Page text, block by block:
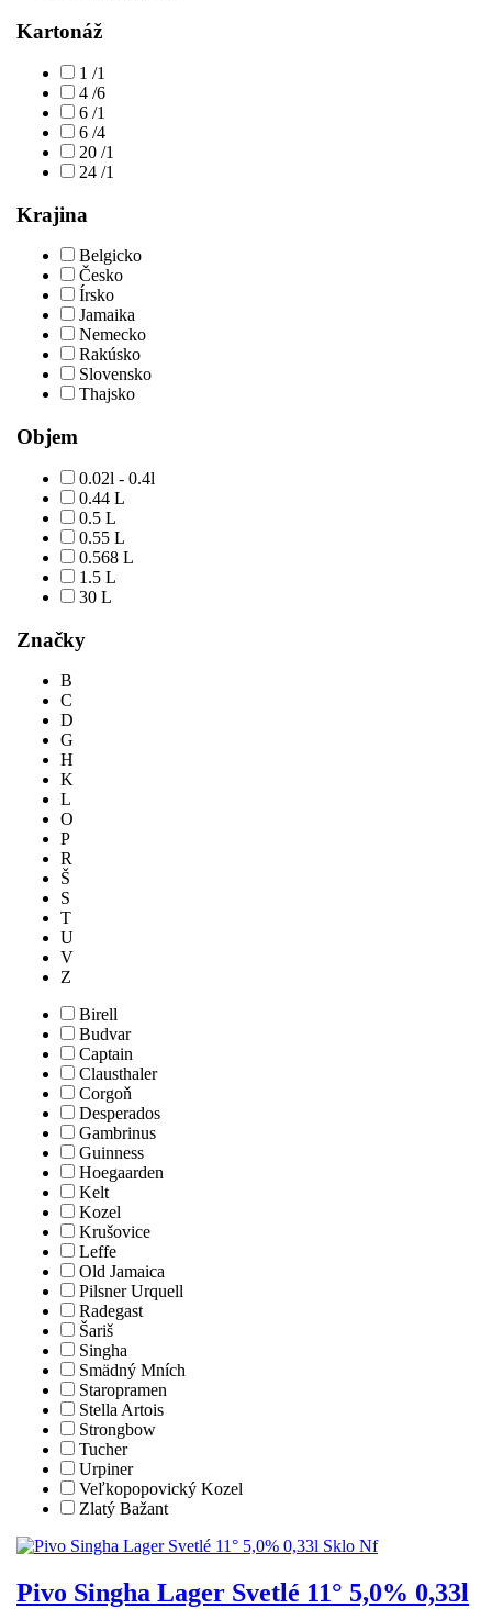
Kartonáž
1 /1
4 /6
6 /1
6 /4
20 /1
24 /1
Krajina
Belgicko
Česko
Írsko
Jamaika
Nemecko
Rakúsko
Slovensko
Thajsko
Objem
0.02l - 0.4l
0.44 L
0.5 L
0.55 L
0.568 L
1.5 L
30 L
Značky
B
C
D
G
H
K
L
O
P
R
Š
S
T
U
V
Z
Birell
Budvar
Captain
Clausthaler
Corgoň
Desperados
Gambrinus
Guinness
Hoegaarden
Kelt
Kozel
Krušovice
Leffe
Old Jamaica
Pilsner Urquell
Radegast
Šariš
Singha
Smädný Mních
Staropramen
Stella Artois
Strongbow
Tucher
Urpiner
Veľkopopovický Kozel
Zlatý Bažant
Pivo Singha Lager Svetlé 11° 5,0% 0,33l